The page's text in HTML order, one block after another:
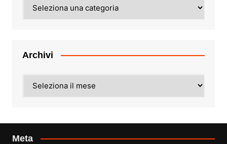
Archivi
Meta